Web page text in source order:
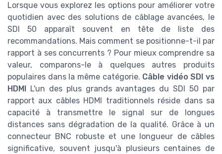
Lorsque vous explorez les options pour améliorer votre
quotidien avec des solutions de câblage avancées, le
SDI 50 apparaît souvent en tête de liste des
recommandations. Mais comment se positionne-t-il par
rapport à ses concurrents ? Pour mieux comprendre sa
valeur, comparons-le à quelques autres produits
populaires dans la même catégorie. Câble vidéo SDI vs
HDMI
L'un des plus grands avantages du SDI 50 par
rapport aux câbles HDMI traditionnels réside dans sa
capacité à transmettre le signal sur de longues
distances sans dégradation de la qualité. Grâce à un
connecteur BNC robuste et une longueur de câbles
significative, souvent jusqu'à plusieurs centaines de